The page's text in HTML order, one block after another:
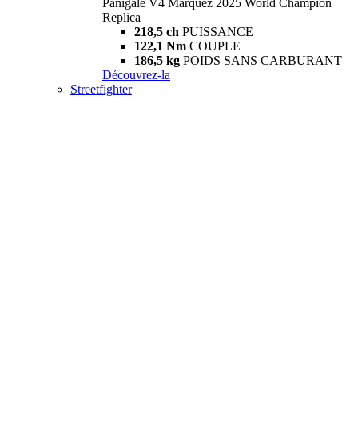
Panigale V4 Márquez 2025 World Champion
Replica
218,5 ch PUISSANCE
122,1 Nm COUPLE
186,5 kg POIDS SANS CARBURANT
Découvrez-la
Streetfighter